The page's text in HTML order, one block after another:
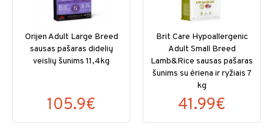
Orijen Adult Large Breed
sausas pašaras didelių
veislių šunims 11,4kg
105.9€
Brit Care Hypoallergenic
Adult Small Breed
Lamb&Rice sausas pašaras
šunims su ėriena ir ryžiais 7
kg
41.99€